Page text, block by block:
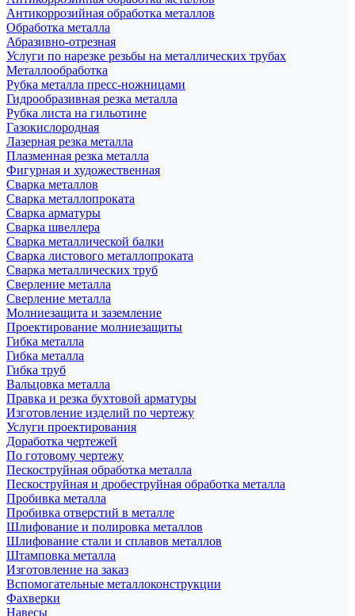
Антикоррозийная обработка металлов
Обработка металла
Абразивно-отрезная
Услуги по нарезке резьбы на металлических трубах
Металлообработка
Рубка металла пресс-ножницами
Гидрообразивная резка металла
Рубка листа на гильотине
Газокислородная
Лазерная резка металла
Плазменная резка металла
Фигурная и художественная
Сварка металлов
Сварка металлопроката
Сварка арматуры
Сварка швеллера
Сварка металлической балки
Сварка листового металлопроката
Сварка металлических труб
Сверление металла
Сверление металла
Молниезащита и заземление
Проектирование молниезащиты
Гибка металла
Гибка металла
Гибка труб
Вальцовка металла
Правка и резка бухтовой арматуры
Изготовление изделий по чертежу
Услуги проектирования
Доработка чертежей
По готовому чертежу
Пескоструйная обработка металла
Пескоструйная и дробеструйная обработка металла
Пробивка металла
Пробивка отверстий в металле
Шлифование и полировка металлов
Шлифование стали и сплавов металлов
Штамповка металла
Изготовление на заказ
Вспомогательные металлоконструкции
Фахверки
Навесы